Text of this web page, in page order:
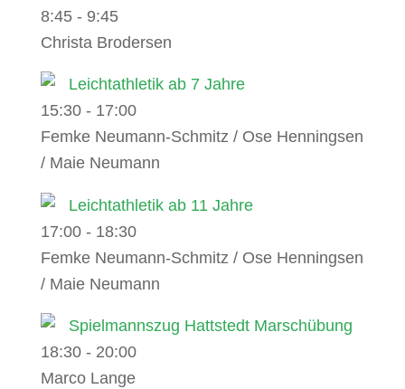
8:45- 9:45
Christa Brodersen
Leichtathletik ab 7 Jahre
15:30- 17:00
Femke Neumann-Schmitz / Ose Henningsen
/ Maie Neumann
Leichtathletik ab 11 Jahre
17:00- 18:30
Femke Neumann-Schmitz / Ose Henningsen
/ Maie Neumann
Spielmannszug Hattstedt Marschübung
18:30- 20:00
Marco Lange